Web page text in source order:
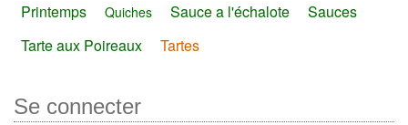
Printemps
Quiches Sauce a l'échalote
Sauces
Tarte aux Poireaux
Tartes
Se connecter